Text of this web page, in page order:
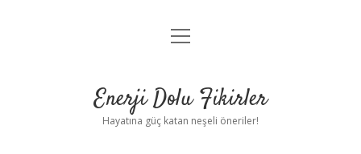
Anasayfa
Yasal Uyarı
menüyü
Enerji Dolu Fikirler
Hayatına güç katan neşeli öneriler!